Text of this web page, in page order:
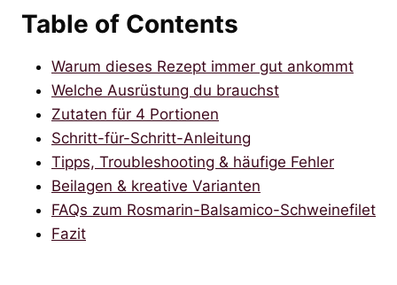
Table of Contents
Warum dieses Rezept immer gut ankommt
Welche Ausrüstung du brauchst
Zutaten für 4 Portionen
Schritt-für-Schritt-Anleitung
Tipps, Troubleshooting & häufige Fehler
Beilagen & kreative Varianten
FAQs zum Rosmarin-Balsamico-Schweinefilet
Fazit